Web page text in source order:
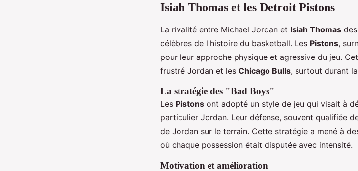
Isiah Thomas et les Detroit Pistons
La rivalité entre Michael Jordan et Isiah Thomas des
célèbres de l'histoire du basketball. Les Pistons,
pour leur approche physique et agressive du jeu.
frustré Jordan et les Chicago Bulls, surtout durant
La stratégie des "Bad Boys"
Les Pistons ont adopté un style de jeu qui visait à
particulier Jordan. Leur défense, souvent qualifiée
de Jordan sur le terrain. Cette stratégie a mené à
où chaque possession était disputée avec intensité.
Motivation et amélioration